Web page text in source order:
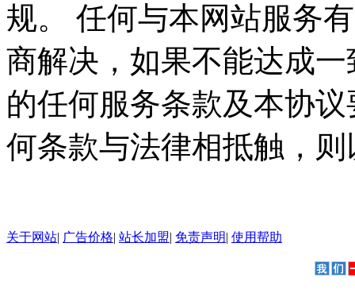
规。 任何与本网站服务
商解决，如果不能达成
的任何服务条款及本协
何条款与法律相抵触，
关于网站| 广告价格| 站长加盟| 免责声明| 使用帮助